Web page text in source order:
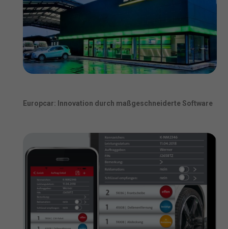
Europcar: Innovation durch maßgeschneiderte Software